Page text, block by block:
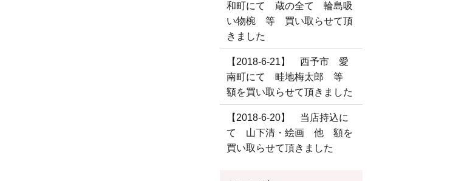
和町にて 蔵の全て 輪島吸
い物椀 等 買い取らせて頂
きました
【2018-6-21】 西予市 愛
南町にて 畦地梅太郎 等
額を買い取らせて頂きました
【2018-6-20】 当店持込に
て 山下清・絵画 他 額を
買い取らせて頂きました